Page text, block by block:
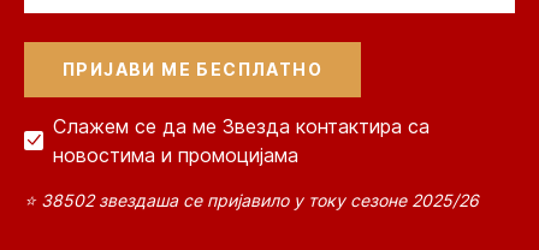
Слажем се да ме Звезда контактира са
новостима и промоцијама
⭐ 38502 звездаша се пријавило у току сезоне 2025/26